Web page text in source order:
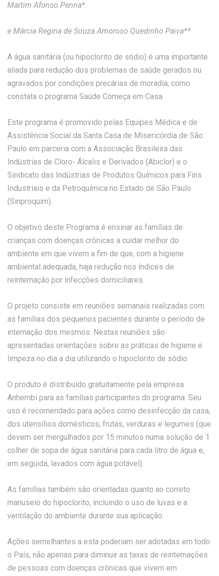
Martim Afonso Penna*
e Márcia Regina de Souza Amoroso Quedinho Paiva**
A água sanitária (ou hipoclorito de sódio) é uma importante
aliada para redução dos problemas de saúde gerados ou
agravados por condições precárias de moradia, como
constata o programa Saúde Começa em Casa.
Este programa é promovido pelas Equipes Médica e de
Assistência Social da Santa Casa de Misericórdia de São
Paulo em parceria com a Associação Brasileira das
Indústrias de Cloro- Álcalis e Derivados (Abiclor) e o
Sindicato das Indústrias de Produtos Químicos para Fins
Industriais e da Petroquímica no Estado de São Paulo
(Sinproquim).
O objetivo deste Programa é ensinar as famílias de
crianças com doenças crônicas a cuidar melhor do
ambiente em que vivem a fim de que, com a higiene
ambiental adequada, haja redução nos índices de
reinternação por infecções domiciliares.
O projeto consiste em reuniões semanais realizadas com
as famílias dos pequenos pacientes durante o período de
internação dos mesmos. Nestas reuniões são
apresentadas orientações sobre as práticas de higiene e
limpeza no dia a dia utilizando o hipoclorito de sódio.
O produto é distribuído gratuitamente pela empresa
Anhembi para as famílias participantes do programa. Seu
uso é recomendado para ações como desinfecção da casa,
dos utensílios domésticos, frutas, verduras e legumes (que
devem ser mergulhados por 15 minutos numa solução de 1
colher de sopa de água sanitária para cada litro de água e,
em seguida, lavados com água potável).
As famílias também são orientadas quanto ao correto
manuseio do hipoclorito, incluindo o uso de luvas e a
ventilação do ambiente durante sua aplicação.
Ações semelhantes a esta poderiam ser adotadas em todo
o País, não apenas para diminuir as taxas de reinternações
de pessoas com doenças crônicas que vivem em